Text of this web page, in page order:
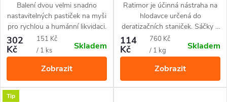
Balení dvou velmi snadno
nastavitelných pastiček na myši
pro rychlou a humánní likvidaci.
302
Kč
Měrná
cena:
151 Kč
/ 1 ks
Skladem
Zobrazit
Ratimor je účinná nástraha na
hlodavce určená do
deratizačních staniček. Sáčky s
obsahem antikoagulantu
působí proti myším, potkanům
a krysám a to i proti těm, které
jiným nástrahám odolávají.
Balení 150 g.
114
Kč
Měrná
cena:
760 Kč
/ 1 kg
Skladem
Zobrazit
Tip